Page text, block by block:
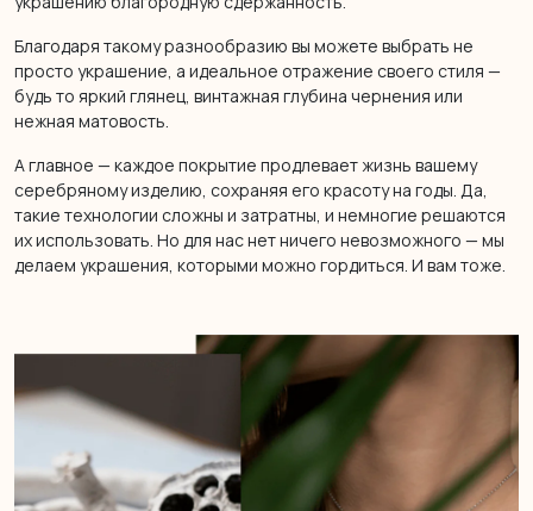
Благодаря такому разнообразию вы можете выбрать не
просто украшение, а идеальное отражение своего стиля —
будь то яркий глянец, винтажная глубина чернения или
нежная матовость.
А главное — каждое покрытие продлевает жизнь вашему
серебряному изделию, сохраняя его красоту на годы. Да,
такие технологии сложны и затратны, и немногие решаются
их использовать. Но для нас нет ничего невозможного — мы
делаем украшения, которыми можно гордиться. И вам тоже.